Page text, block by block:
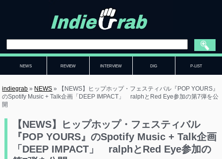
NEWS REVIEW INTERVIEW DIG P-LIST
indiegrab » NEWS »
【NEWS】ヒップホップ・フェスティバル『POP YOURS』
のSpotify Music + Talk企画「DEEP IMPACT」 ralphとRed Eye参加の第7弾を公
開
【NEWS】ヒップホップ・フェスティバル
『POP YOURS』のSpotify Music + Talk企画
「DEEP IMPACT」 ralphとRed Eye参加の